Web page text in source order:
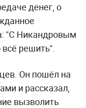
денег, о
"С Никандровым
решить".
Он пошёл на
и рассказал,
вызволить